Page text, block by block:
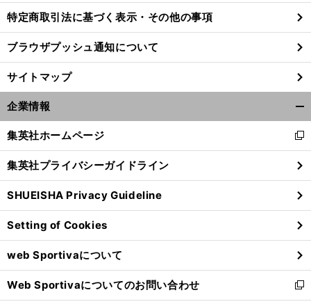
へ
特定商取引法に基づく表示・その他の事項
ブラウザプッシュ通知について
サイトマップ
企業情報
閉
る
集英社ホームページ
新
し
い
ウ
ィ
ン
ド
ウ
で
開
く
集英社プライバシーガイドライン
SHUEISHA Privacy Guideline
Setting of Cookies
web Sportivaについて
Web Sportivaについてのお問い合わせ
新